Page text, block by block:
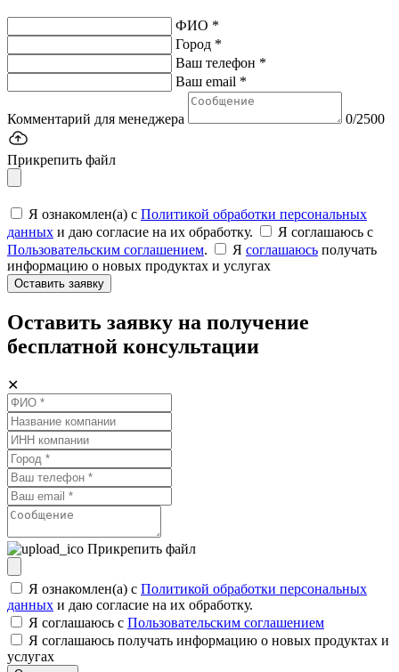
ФИО *
Город *
Ваш телефон *
Ваш email *
Комментарий для менеджера 0/2500
Прикрепить файл
Я ознакомлен(а) с Политикой обработки персональных
данных и даю согласие на их обработку.
Я соглашаюсь c
Пользовательским соглашением. Я соглашаюсь получать
информацию о новых продуктах и услугах
Оставить заявку
Оставить заявку на получение
бесплатной консультации
✕
Прикрепить файл
Я ознакомлен(а) с Политикой обработки персональных
данных и даю согласие на их обработку.
Я соглашаюсь c Пользовательским соглашением
Я соглашаюсь получать информацию о новых продуктах и
услугах